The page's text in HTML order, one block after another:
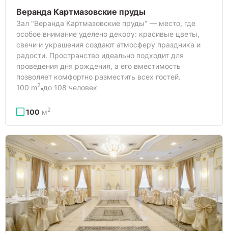
Веранда Картмазовские пруды
Зал "Веранда Картмазовские пруды" — место, где
особое внимание уделено декору: красивые цветы,
свечи и украшения создают атмосферу праздника и
радости. Пространство идеально подходит для
проведения дня рождения, а его вместимость
позволяет комфортно разместить всех гостей.
100 m2 до 108 человек
100 м2